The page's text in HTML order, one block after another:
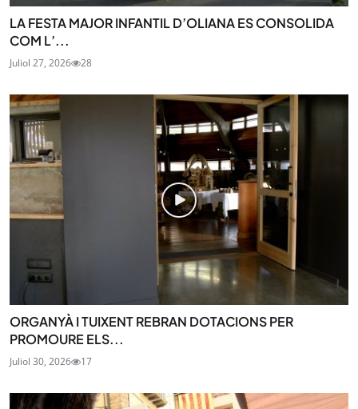
LA FESTA MAJOR INFANTIL D’OLIANA ES CONSOLIDA
COM L’...
Juliol 27, 2026 28
ORGANYÀ I TUIXENT REBRAN DOTACIONS PER
PROMOURE ELS...
Juliol 30, 2026 17